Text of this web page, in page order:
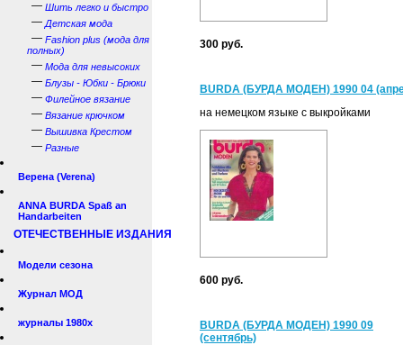
— Шить легко и быстро
— Детская мода
— Fashion plus (мода для
полных)
— Мода для невысоких
— Блузы - Юбки - Брюки
— Филейное вязание
— Вязание крючком
— Вышивка Крестом
— Разные
Верена (Verena)
ANNA BURDA Spaß an
Handarbeiten
ОТЕЧЕСТВЕННЫЕ ИЗДАНИЯ
Модели сезона
Журнал МОД
журналы 1980х
300 руб.
BURDA (БУРДА МОДЕН) 1990 04
на немецком языке с выкройками
600 руб.
BURDA (БУРДА МОДЕН) 1990 09
(сентябрь)